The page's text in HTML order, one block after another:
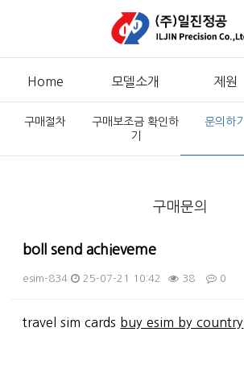
Home 모델소개 제원
구매절차
구매보조금 확인하
기
문의하기
구매문의
boll send achieveme
esim-834 25-07-21 10:42 38 0
본문
travel sim cards buy esim by country